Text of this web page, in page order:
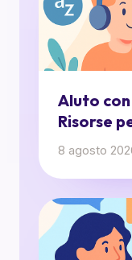
AIuto
Risorse
8 agosto